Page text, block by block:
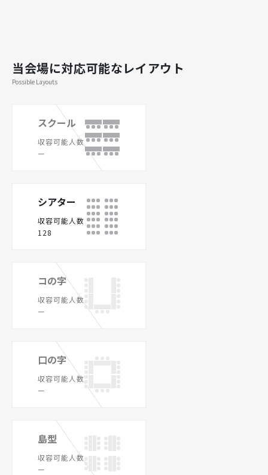
当会場に対応可能なレイアウト
Possible Layouts
スクール
収容可能人数
ー
シアター
収容可能人数
128
コの字
収容可能人数
ー
口の字
収容可能人数
ー
島型
収容可能人数
ー